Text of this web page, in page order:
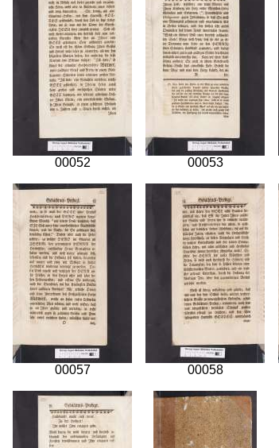
00052 00053
00057 00058